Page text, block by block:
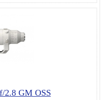
2.8 GM OSS